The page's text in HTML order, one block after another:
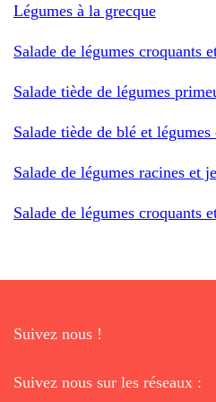
Légumes à la grecque
Salade de légumes croquants
Salade tiède de légumes
Salade tiède de blé et légumes
Salade de légumes racines et
Salade de légumes croquants
Suivez nous !
Suivez nous sur les réseaux :